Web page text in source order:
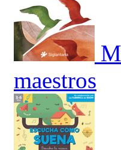
maestros